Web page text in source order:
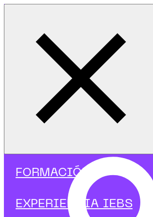
FORMACIÓN
EXPERIENCIA IEBS
Inicio
Programas
Programas focalizados
Agile & Scrum
Curso de Estrategia y modelos de